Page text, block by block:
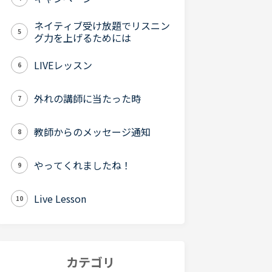
5
ネイティブ受け放題でリスニン
グ力を上げるためには
6 LIVEレッスン
7 外れの講師に当たった時
8 教師からのメッセージ通知
9 やってくれましたね！
10 Live Lesson
カテゴリ